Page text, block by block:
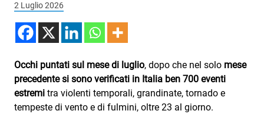
Radio Subasio +
Radio Subasio Disco Club
Radio Suby
Subasio Collection
Subasio Per Un’Ora D’Amore
2 Luglio 2026
Occhi puntati sul mese di luglio, dopo che nel solo mese
precedente si sono verificati in Italia ben 700 eventi
estremi tra violenti temporali, grandinate, tornado e
tempeste di vento e di fulmini, oltre 23 al giorno.